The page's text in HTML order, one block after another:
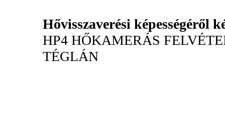
Hővisszaverési képességéről
HP4 HŐKAMERÁS
TÉGLÁN